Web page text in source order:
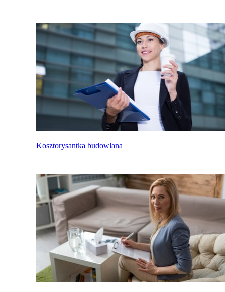
Kosztorysantka budowlana